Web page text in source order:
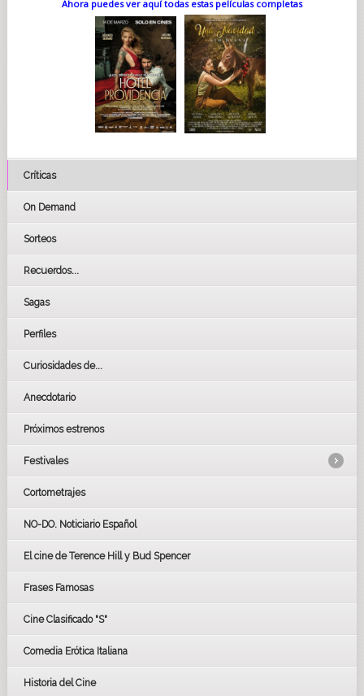
Ahora puedes ver aquí todas estas películas completas
Críticas
On Demand
Sorteos
Recuerdos...
Sagas
Perfiles
Curiosidades de...
Anecdotario
Próximos estrenos
Festivales
LOS OSCARS
GOYAS
BAFTA
Cortometrajes
NO-DO. Noticiario Español
El cine de Terence Hill y Bud Spencer
Frases Famosas
Cine Clasificado "S"
Comedia Erótica Italiana
Historia del Cine